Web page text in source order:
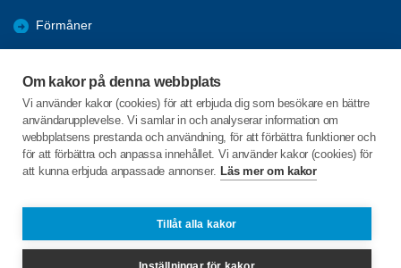
Om kakor på denna webbplats
Vi använder kakor (cookies) för att erbjuda dig som besökare en bättre
användarupplevelse. Vi samlar in och analyserar information om
webbplatsens prestanda och användning, för att förbättra funktioner och
för att förbättra och anpassa innehållet. Vi använder kakor (cookies) för
att kunna erbjuda anpassade annonser. Läs mer om kakor
Tillåt alla kakor
Förmåner
Tanums kommun
Valet 2026
C/o:Inga-Lill Sörgard